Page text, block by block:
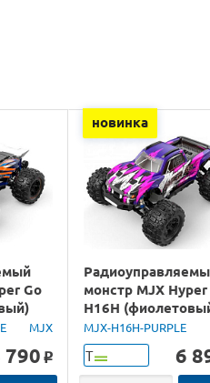
Go
MJX
790 o
новинка
монстр MJX Hyper
H16H
4WD 2.4G LED GPS
1/16 RTR
MJX-H16H-PURPLE
Т 6